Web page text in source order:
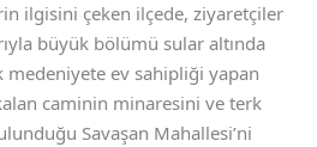
ilgisini çeken ilçede, ziyaretçiler
büyük bölümü sular altında
medeniyete ev sahipliği yapan
caminin minaresini ve terk
Savaşan Mahallesi’ni